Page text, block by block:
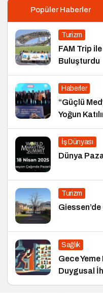
Popüler Haberler
Turizm
FAM Trip
Buluşturdu
Haberler
“Güçlü
Yoğun
İş Dünyası
Dünya
Turizm
Sağlık
Gece Yeme
Duygusal